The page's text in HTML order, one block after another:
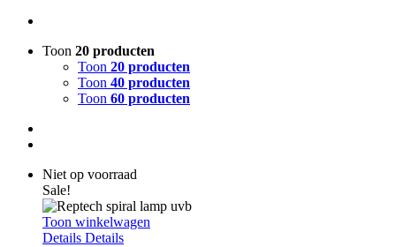
Toon 20 producten
Toon 20 producten
Toon 40 producten
Toon 60 producten
Niet op voorraad
Sale!
Toon winkelwagen
Details Details